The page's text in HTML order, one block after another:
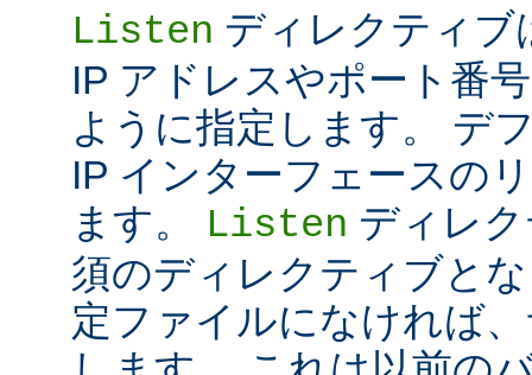
Listen ディレクティブ
IP アドレスやポート番
ように指定します。 デ
IP インターフェースの
ます。
Listen ディレ
須のディレクティブと
定ファイルになければ